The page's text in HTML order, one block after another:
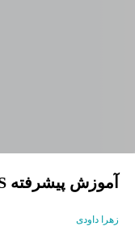
آموزش پیشرفته CSS؛ انیمیشن، Grid و Flexbox
زهرا داودی